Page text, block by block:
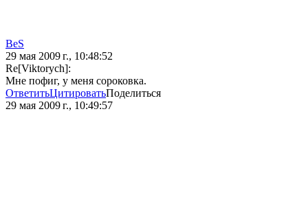
BeS
29 мая 2009 г., 10:48:52
Re[Viktorych]:
Мне пофиг, у меня сороковка.
ОтветитьЦитироватьПоделиться
29 мая 2009 г., 10:49:57